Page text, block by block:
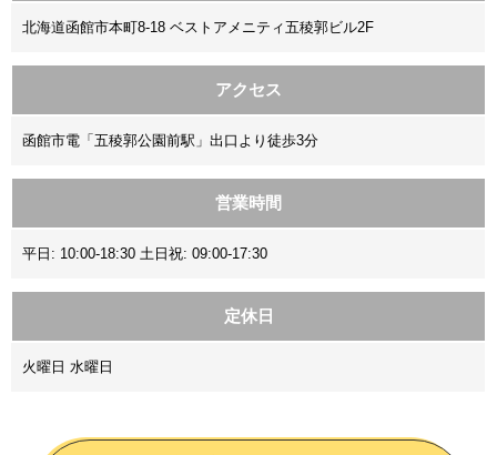
北海道函館市本町8-18 ベストアメニティ五稜郭ビル2F
アクセス
函館市電「五稜郭公園前駅」出口より徒歩3分
営業時間
平日: 10:00-18:30 土日祝: 09:00-17:30
定休日
火曜日 水曜日